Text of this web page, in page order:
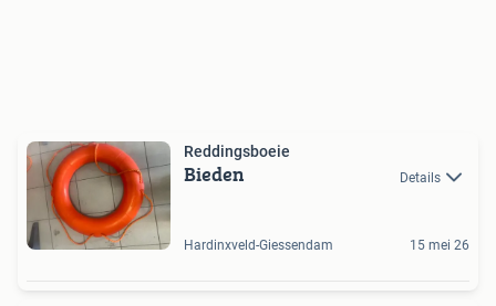
Reddingsboeie
Bieden Details
Hardinxveld-Giessendam 15 mei 26